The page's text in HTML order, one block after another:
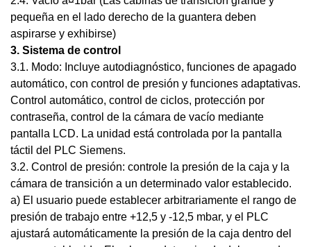
pequeña en el lado derecho de la guantera deben
aspirarse y exhibirse)
3. Sistema de control
3.1. Modo: Incluye autodiagnóstico, funciones de apagado
automático, con control de presión y funciones adaptativas.
Control automático, control de ciclos, protección por
contraseña, control de la cámara de vacío mediante
pantalla LCD. La unidad está controlada por la pantalla
táctil del PLC Siemens.
3.2. Control de presión: controle la presión de la caja y la
cámara de transición a un determinado valor establecido.
a) El usuario puede establecer arbitrariamente el rango de
presión de trabajo entre +12,5 y -12,5 mbar, y el PLC
ajustará automáticamente la presión de la caja dentro del